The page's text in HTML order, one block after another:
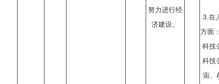
努力进行经
济建设。
3.在
方面
科技
科技
宙、